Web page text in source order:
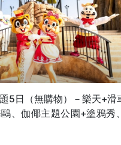
5日（無購物）－樂天+滑
、伽倻主題公園+塗鴉秀